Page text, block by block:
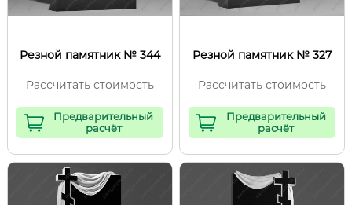
Резной памятник № 344
Рассчитать стоимость
Предварительный
расчёт
Резной памятник № 327
Рассчитать стоимость
Предварительный
расчёт